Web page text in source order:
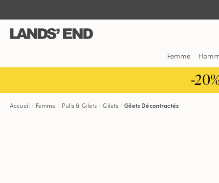
contenu
navigation
barre
Femme
-
Accueil Femme Pulls & Gilets Gilets Gilets Décontractés